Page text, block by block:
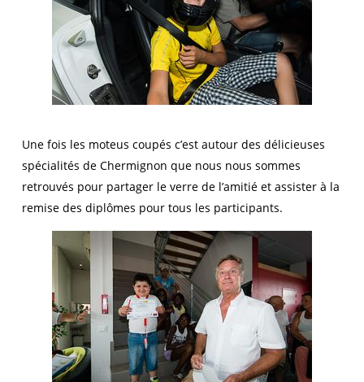
Une fois les moteus coupés c’est autour des délicieuses
spécialités de Chermignon que nous nous sommes
retrouvés pour partager le verre de l’amitié et assister à la
remise des diplômes pour tous les participants.